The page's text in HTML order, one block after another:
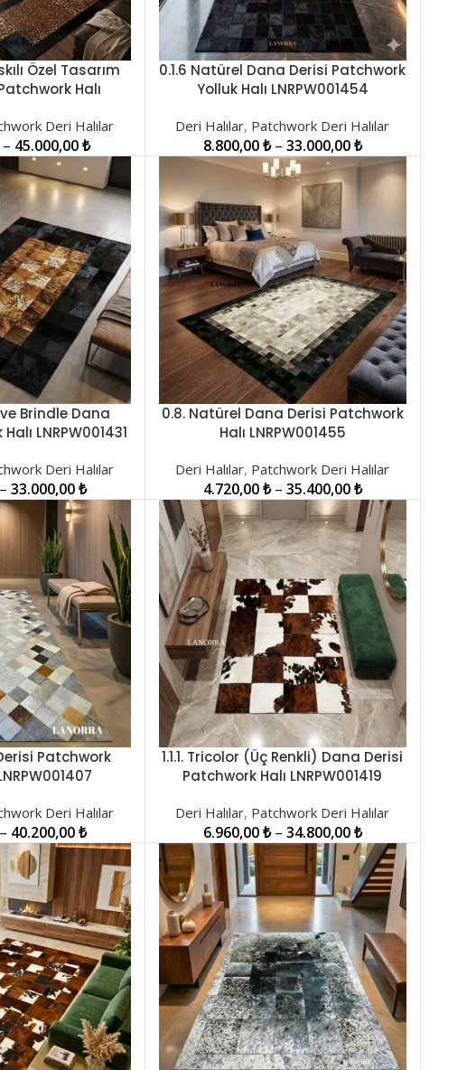
Özel Tasarım
Halı
Deri Halılar
– 45.000,00₺
SEÇENEKLER
0.1.6 Natürel Dana Derisi Patchwork
Yolluk Halı LNRPW001454
Deri Halılar, Patchwork Deri Halılar
8.800,00₺ – 33.000,00₺
Brindle Dana
LNRPW001431
Deri Halılar
– 33.000,00₺
SEÇENEKLER
0.8. Natürel Dana Derisi Patchwork
Halı LNRPW001455
Deri Halılar, Patchwork Deri Halılar
4.720,00₺ – 35.400,00₺
Patchwork
Deri Halılar
– 40.200,00₺
SEÇENEKLER
1.1.1. Tricolor (Üç Renkli) Dana Derisi
Patchwork Halı LNRPW001419
Deri Halılar, Patchwork Deri Halılar
6.960,00₺ – 34.800,00₺